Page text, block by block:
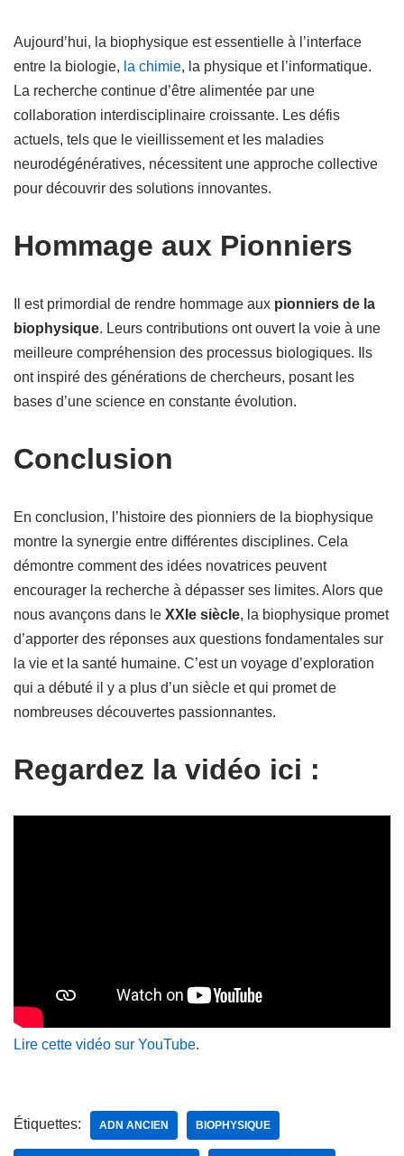
Aujourd’hui, la biophysique est essentielle à l’interface
entre la biologie, la chimie, la physique et l’informatique.
La recherche continue d’être alimentée par une
collaboration interdisciplinaire croissante. Les défis
actuels, tels que le vieillissement et les maladies
neurodégénératives, nécessitent une approche collective
pour découvrir des solutions innovantes.
Hommage aux Pionniers
Il est primordial de rendre hommage aux pionniers de la
biophysique. Leurs contributions ont ouvert la voie à une
meilleure compréhension des processus biologiques. Ils
ont inspiré des générations de chercheurs, posant les
bases d’une science en constante évolution.
Conclusion
En conclusion, l’histoire des pionniers de la biophysique
montre la synergie entre différentes disciplines. Cela
démontre comment des idées novatrices peuvent
encourager la recherche à dépasser ses limites. Alors que
nous avançons dans le XXIe siècle, la biophysique promet
d’apporter des réponses aux questions fondamentales sur
la vie et la santé humaine. C’est un voyage d’exploration
qui a débuté il y a plus d’un siècle et qui promet de
nombreuses découvertes passionnantes.
Regardez la vidéo ici :
Lire cette vidéo sur YouTube.
Étiquettes: ADN ANCIEN BIOPHYSIQUE